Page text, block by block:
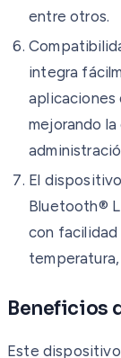
entre otros.
integra
aplicaciones
mejorando
El
Bluetooth®
con facilidad
Beneficios
Este